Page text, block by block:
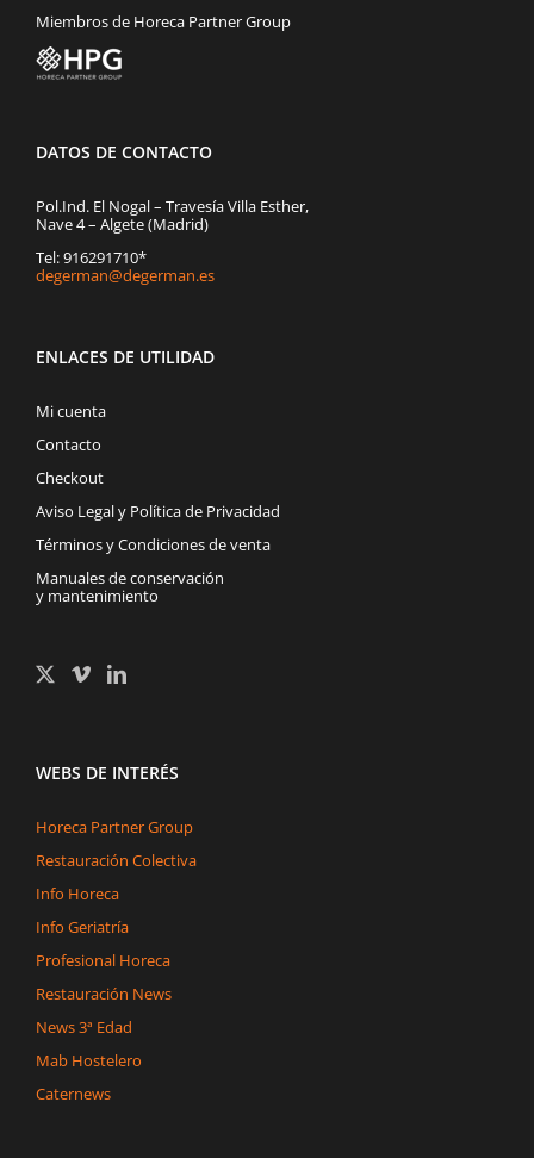
Miembros de Horeca Partner Group
DATOS DE CONTACTO
Pol.Ind. El Nogal – Travesía Villa Esther,
Nave 4 – Algete (Madrid)
Tel: 916291710*
degerman@degerman.es
ENLACES DE UTILIDAD
Mi cuenta
Contacto
Checkout
Aviso Legal y Política de Privacidad
Términos y Condiciones de venta
Manuales de conservación
y mantenimiento
WEBS DE INTERÉS
Horeca Partner Group
Restauración Colectiva
Info Horeca
Info Geriatría
Profesional Horeca
Restauración News
News 3ª Edad
Mab Hostelero
Caternews